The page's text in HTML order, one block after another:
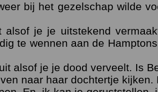
bij het gezelschap wilde
alsof je je uitstekend
te wennen aan de
alsof je je dood verveelt. Is
naar haar dochtertje